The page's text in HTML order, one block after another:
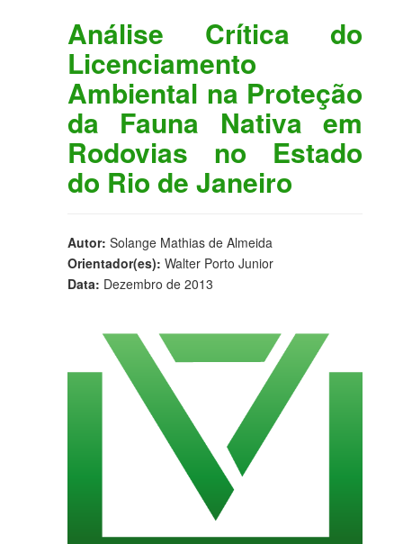
Análise Crítica do
Licenciamento
Ambiental na Proteção
da Fauna Nativa em
Rodovias no Estado
do Rio de Janeiro
Autor: Solange Mathias de Almeida
Orientador(es): Walter Porto Junior
Data: Dezembro de 2013